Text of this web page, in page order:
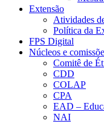
Extensão
Atividades
Política da
FPS Digital
Núcleos e
Comitê de
CDD
COLAP
CPA
EAD –
NAI